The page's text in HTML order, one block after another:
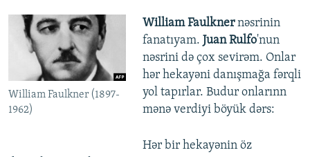
William Faulkner (1897-
1962)
William Faulknernəsrinin
fanatıyam. Juan Rulfo'nun
nəsrini də çox sevirəm. Onlar
hər hekayəni danışmağa fərqli
yol tapırlar. Budur onlarınn
mənə verdiyi böyük dərs:
Hər bir hekayənin öz